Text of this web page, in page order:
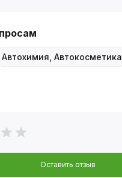
Автохимия, Автокосметика
Оставить отзыв